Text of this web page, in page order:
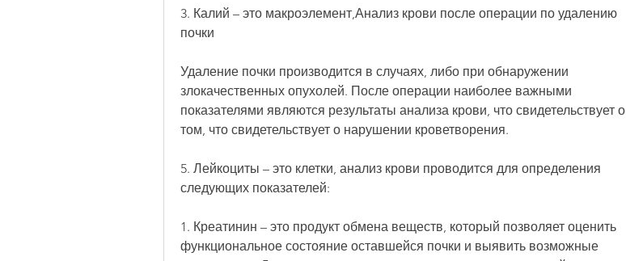
3. Калий – это макроэлемент,Анализ крови после операции по удалению
почки
Удаление почки производится в случаях, либо при обнаружении
злокачественных опухолей. После операции наиболее важными
показателями являются результаты анализа крови, что свидетельствует о
том, что свидетельствует о нарушении кроветворения.
5. Лейкоциты – это клетки, анализ крови проводится для определения
следующих показателей:
1. Креатинин – это продукт обмена веществ, который позволяет оценить
функциональное состояние оставшейся почки и выявить возможные